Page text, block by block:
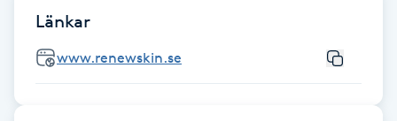
Klippning ungdom
Koppningsmassage
Länkar
www.renewskin.se